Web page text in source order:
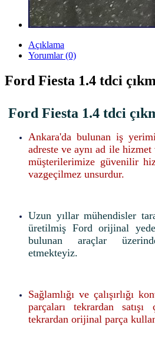
Açıklama
Yorumlar (0)
Ford Fiesta 1.4 tdci
Ford Fiesta 1.4 tdci
Ankara'da bulunan iş
adreste ve aynı ad ile
müşterilerimize güvenilir
vazgeçilmez unsurdur.
Uzun yıllar mühendisler
üretilmiş Ford orijinal
bulunan araçlar
etmekteyiz.
Sağlamlığı ve çalışırlığı
parçaları tekrardan
tekrardan orijinal parça